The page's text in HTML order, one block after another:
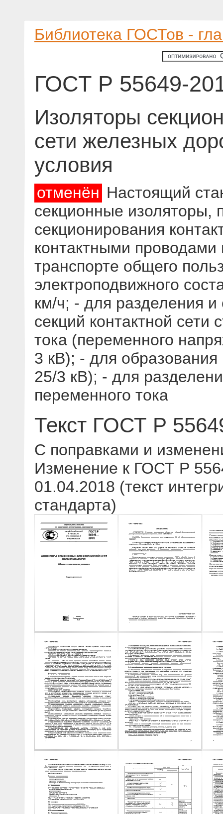
Библиотека ГОСТов -
ГОСТ Р 55649-
Изоляторы
сети железных
условия
отменён Настоящий
секционные изоляторы,
секционирования
контактными
транспорте общего
электроподвижного
км/ч; - для разделения
секций контактной сети
тока (переменного
3 кВ); - для
25/3 кВ); - для
переменного тока
Текст ГОСТ Р
С поправками и
Изменение к ГОСТ Р
01.04.2018 (текст
стандарта)